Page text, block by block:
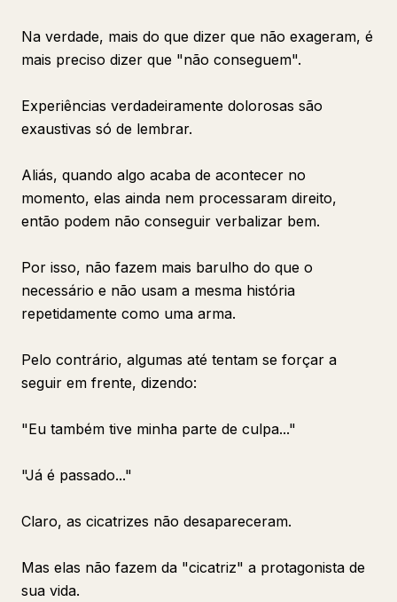
Na verdade, mais do que dizer que não exageram, é
mais preciso dizer que "não conseguem".
Experiências verdadeiramente dolorosas são
exaustivas só de lembrar.
Aliás, quando algo acaba de acontecer no
momento, elas ainda nem processaram direito,
então podem não conseguir verbalizar bem.
Por isso, não fazem mais barulho do que o
necessário e não usam a mesma história
repetidamente como uma arma.
Pelo contrário, algumas até tentam se forçar a
seguir em frente, dizendo:
"Eu também tive minha parte de culpa..."
"Já é passado..."
Claro, as cicatrizes não desapareceram.
Mas elas não fazem da "cicatriz" a protagonista de
sua vida.